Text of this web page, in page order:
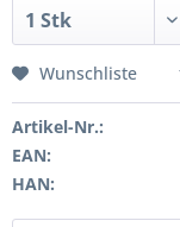
Wunschliste
Artikel-Nr.:
EAN:
HAN: